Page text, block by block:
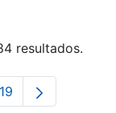
resultados.
intermedias
Página
19